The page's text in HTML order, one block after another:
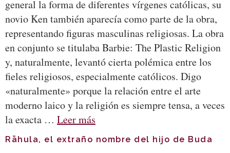
general la forma de diferentes vírgenes católicas, su
novio Ken también aparecía como parte de la obra,
representando figuras masculinas religiosas. La obra
en conjunto se titulaba Barbie: The Plastic Religion
y, naturalmente, levantó cierta polémica entre los
fieles religiosos, especialmente católicos. Digo
«naturalmente» porque la relación entre el arte
moderno laico y la religión es siempre tensa, a veces
la exacta … Leer más
Rāhula, el extraño nombre del hijo de Buda